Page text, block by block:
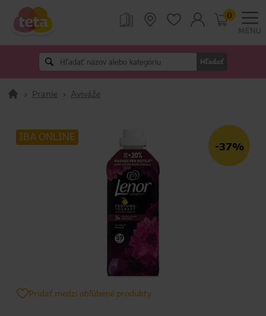
MENU
Hľadať
0
> Pranie > Aviváže
IBA ONLINE
-37%
Pridať medzi obľúbené produkty